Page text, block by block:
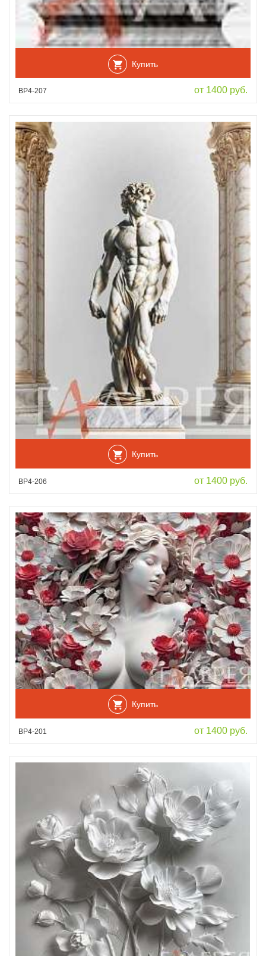
Купить
ВР4-207 от 1400 руб.
Купить
ВР4-206 от 1400 руб.
Купить
ВР4-201 от 1400 руб.